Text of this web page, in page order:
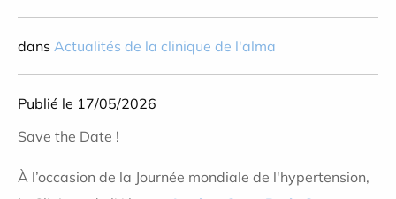
dans Actualités de la clinique de l'alma
Publié le 17/05/2026
Save the Date !
À l’occasion de la Journée mondiale de l'hypertension,